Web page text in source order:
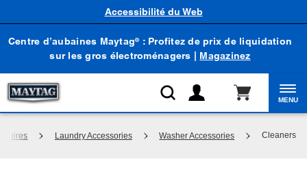
Centre d’aubaines Maytag® : Profitez de prix de liquidation
sur les gros électroménagers | Magazinez
Accessibilité du Web
MENU
Laundry Accessories Washer Accessories Cleaners